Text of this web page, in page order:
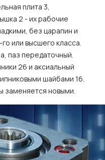
плита 3,
2 - их рабочие
без царапин и
или высшего класса.
паз передаточный.
26 и аксиальный
шайбами 16.
заменяется новыми.